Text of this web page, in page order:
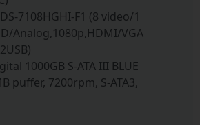
7108HGHI-F1 (8 video/1
Analog,1080p,HDMI/VGA
1000GB S-ATA III BLUE
puffer, 7200rpm, S-ATA3,